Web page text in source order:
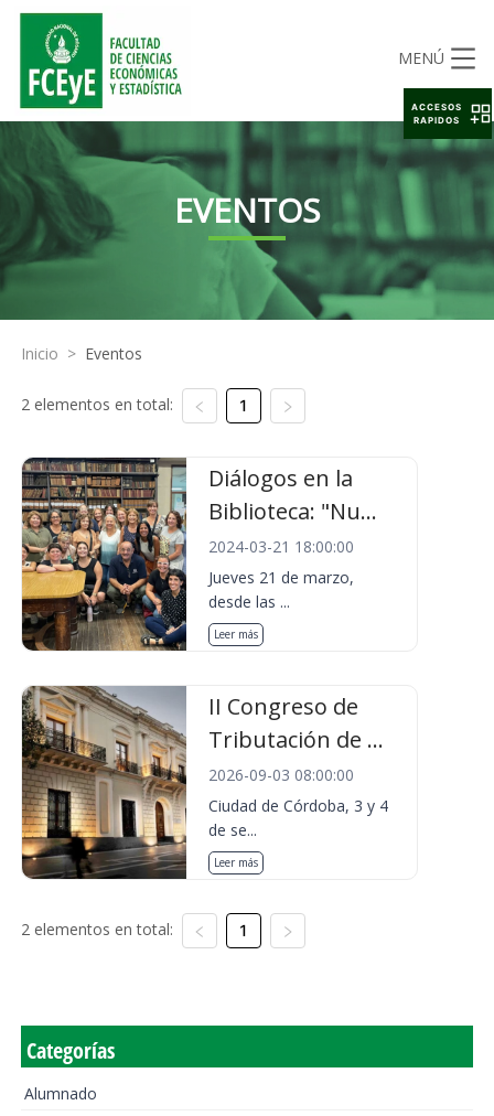
MENÚ
EVENTOS
Inicio > Eventos
2 elementos en total: 1
Diálogos en la
Biblioteca: "Nu...
2024-03-21 18:00:00
Jueves 21 de marzo,
desde las ...
Leer más
II Congreso de
Tributación de ...
2026-09-03 08:00:00
Ciudad de Córdoba, 3 y 4
de se...
Leer más
2 elementos en total: 1
Categorías
Alumnado
ACCESOS
RAPIDOS